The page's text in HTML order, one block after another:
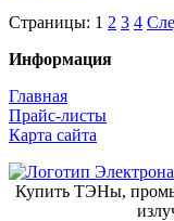
Страницы: 1 2 3 4
Информация
Главная
Прайс-листы
Карта сайта
Купить ТЭНы,